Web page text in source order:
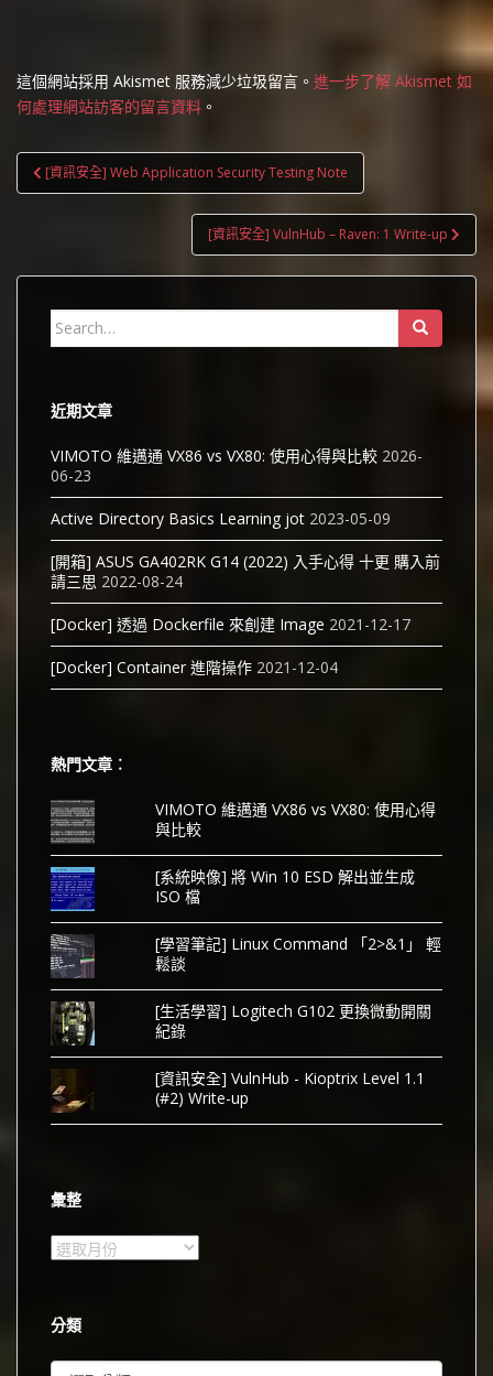
這個網站採用 Akismet 服務減少垃圾留言。 進一步了解 Akismet 如
何處理網站訪客的留言資料 。
文
章
[資訊安全] Web Application Security Testing Note
[資訊安全] VulnHub – Raven: 1 Write-up
Search
for:
近期文章
VIMOTO 維邁通 VX86 vs VX80: 使用心得與比較 2026-
06-23
Active Directory Basics Learning jot 2023-05-09
[開箱] ASUS GA402RK G14 (2022) 入手心得 十更 購入前
請三思 2022-08-24
[Docker] 透過 Dockerfile 來創建 Image 2021-12-17
[Docker] Container 進階操作 2021-12-04
熱門文章︰
VIMOTO 維邁通 VX86 vs VX80: 使用心得
與比較
[系統映像] 將 Win 10 ESD 解出並生成
ISO 檔
[學習筆記] Linux Command 「2>&1」 輕
鬆談
[生活學習] Logitech G102 更換微動開關
紀錄
[資訊安全] VulnHub - Kioptrix Level 1.1
(#2) Write-up
彙整
彙
分類